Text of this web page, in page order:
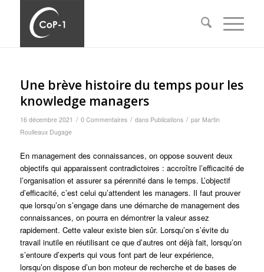
Une brève histoire du temps pour les
knowledge managers
16 décembre 2021 / 0 Commentaires / dans Publications / par Martin
Roulleaux Dugage
En management des connaissances, on oppose souvent deux
objectifs qui apparaissent contradictoires : accroître l’efficacité de
l’organisation et assurer sa pérennité dans le temps. L’objectif
d’efficacité, c’est celui qu’attendent les managers. Il faut prouver
que lorsqu’on s’engage dans une démarche de management des
connaissances, on pourra en démontrer la valeur assez
rapidement. Cette valeur existe bien sûr. Lorsqu’on s’évite du
travail inutile en réutilisant ce que d’autres ont déjà fait, lorsqu’on
s’entoure d’experts qui vous font part de leur expérience,
lorsqu’on dispose d’un bon moteur de recherche et de bases de